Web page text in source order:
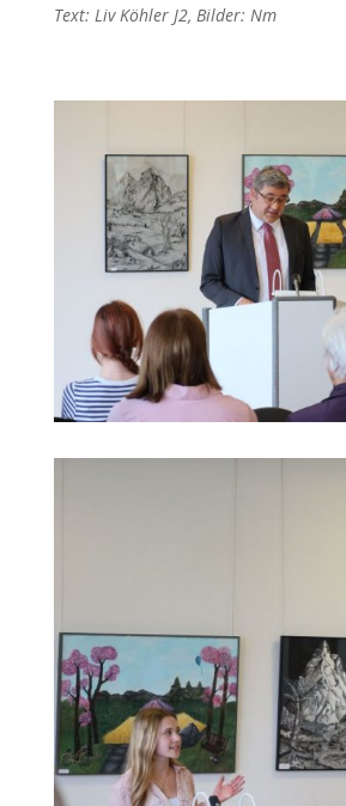
Text: Liv Köhler J2, Bilder: Nm